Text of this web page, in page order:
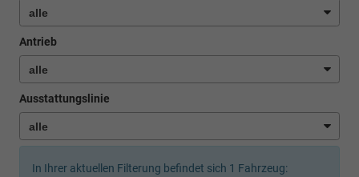
Antrieb
Ausstattungslinie
In Ihrer aktuellen Filterung befindet sich 1 Fahrzeug: